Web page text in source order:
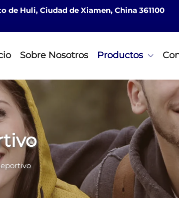
de Huli, Ciudad de Xiamen, China 361100
Sobre Nosotros Productos